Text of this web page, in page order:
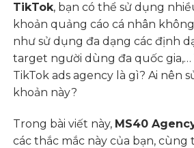
TikTok, bạn có thể sử dụng
khoản quảng cáo cá nhân
như sử dụng đa dạng các định
target người dùng đa quốc gia,…
TikTok ads agency là gì? Ai nên
khoản này?
Trong bài viết này, MS40
các thắc mắc này của bạn, cùng